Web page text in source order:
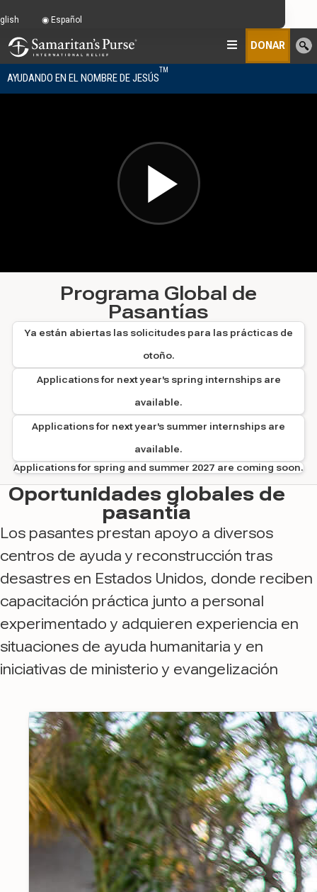
DONAR
AYUDANDO EN EL NOMBRE DE JESÚS
TM
Programa Global de
Pasantías
Ya están abiertas las solicitudes para las prácticas de
otoño.
Applications for next year's spring internships are
available.
Applications for next year's summer internships are
available.
Applications for spring and summer 2027 are coming soon.
Oportunidades globales de
pasantía
Los pasantes prestan apoyo a diversos
centros de ayuda y reconstrucción tras
desastres en Estados Unidos, donde reciben
capacitación práctica junto a personal
experimentado y adquieren experiencia en
situaciones de ayuda humanitaria y en
iniciativas de ministerio y evangelización
Español